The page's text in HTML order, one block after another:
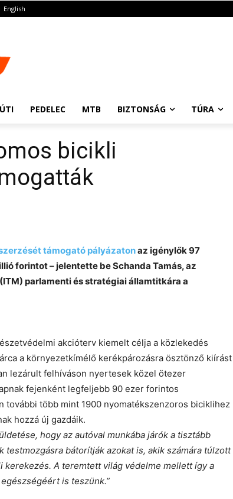
English
PEDELEC MTB BIZTONSÁG TÚRA
bicikli
támogató pályázatonaz igénylők 97
forintot – jelentette be Schanda Tamás, az
parlamenti és stratégiai államtitkára a
akcióterv kiemelt célja a közlekedés
a környezetkímélő kerékpározásra ösztönző kiírást
lezárult felhíváson nyertesek közel ötezer
fejenként legfeljebb 90 ezer forintos
további több mint 1900 nyomatékszenzoros biciklihez
hozzá új gazdáik.
hogy az autóval munkába járók a tisztább
bátorítják azokat is, akik számára túlzott
A teremtett világ védelme mellett így a
is teszünk.”